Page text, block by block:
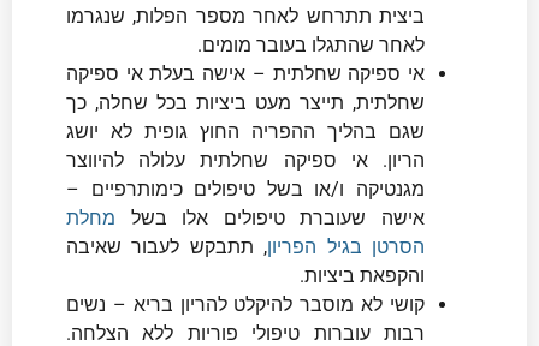
ביצית תתרחש לאחר מספר הפלות, שנגרמו
לאחר שהתגלו בעובר מומים.
אי ספיקה שחלתית – אישה בעלת אי ספיקה
שחלתית, תייצר מעט ביציות בכל שחלה, כך
שגם בהליך ההפריה החוץ גופית לא יושג
הריון. אי ספיקה שחלתית עלולה להיווצר
מגנטיקה ו/או בשל טיפולים כימותרפיים –
אישה שעוברת טיפולים אלו בשל מחלת
הסרטן בגיל הפריון, תתבקש לעבור שאיבה
והקפאת ביציות.
קושי לא מוסבר להיקלט להריון בריא – נשים
רבות עוברות טיפולי פוריות ללא הצלחה.